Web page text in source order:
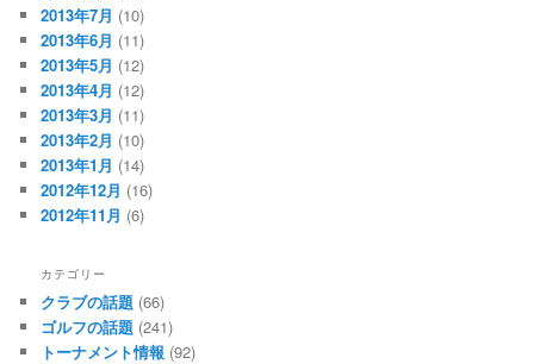
2013年7月 (10)
2013年6月 (11)
2013年5月 (12)
2013年4月 (12)
2013年3月 (11)
2013年2月 (10)
2013年1月 (14)
2012年12月 (16)
2012年11月 (6)
カテゴリー
クラブの話題 (66)
ゴルフの話題 (241)
トーナメント情報 (92)